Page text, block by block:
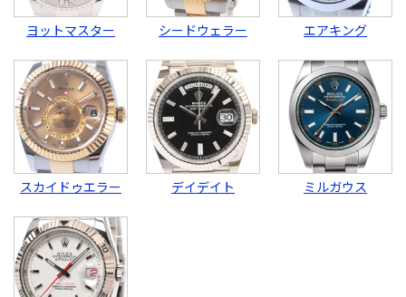
ヨットマスター シードウェラー エアキング
スカイドゥエラー デイデイト ミルガウス